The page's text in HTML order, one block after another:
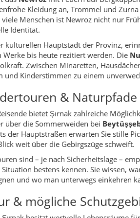
weit über die Gebirgszüge schweift.
sind – je nach Sicherheitslage –
bestens kennen. Sie wissen,
und wo man unterwegs einkehren
& mögliche
besitzt wertvolle Lebensräume
Wälder sind Rückzugsorte für
sind in der
Wasserquellen, Weideflächen und
reist, die Natur sauber hinterlässt
Landschaften langfristig zu bewahren.
& beste Reisezeit
kontinentales Bergklima mit heißen,
Wintern. In den Tälern kann es im
gelten Frühling und Herbst: Im